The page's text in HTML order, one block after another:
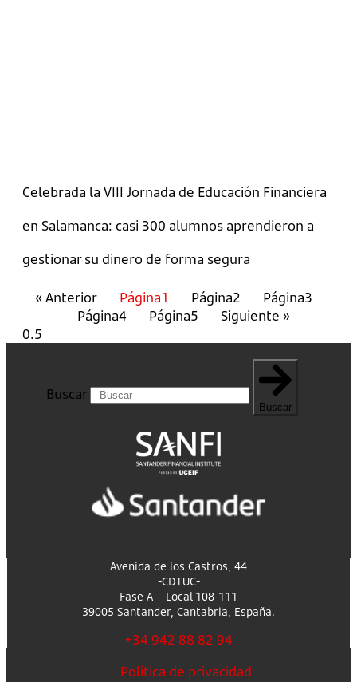
Celebrada la VIII Jornada de Educación Financiera
en Salamanca: casi 300 alumnos aprendieron a
gestionar su dinero de forma segura
« Anterior Página1 Página2 Página3
Página4 Página5 Siguiente »
Buscar
Buscar
Avenida de los Castros, 44
-CDTUC-
Fase A – Local 108-111
39005 Santander, Cantabria, España.
+34 942 88 82 94
Política de privacidad